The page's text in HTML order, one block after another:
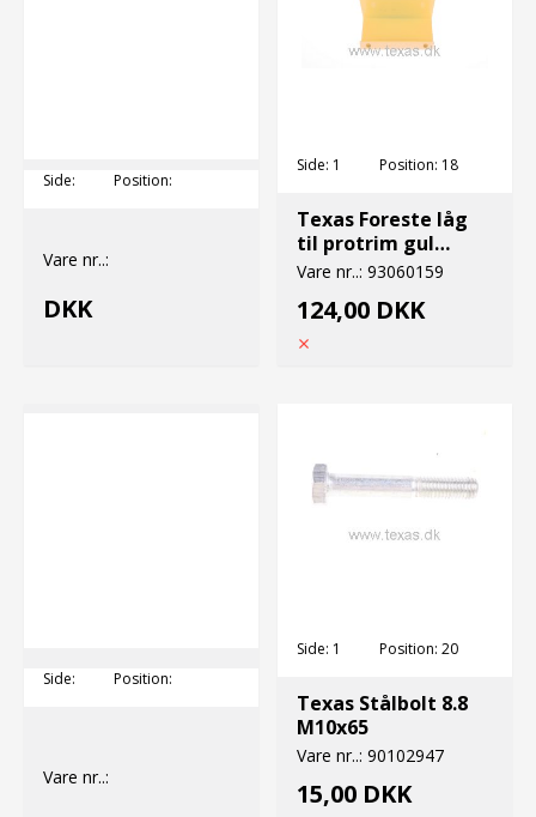
Side: Position:
Vare nr..:
DKK
Side: 1 Position: 18
Texas Foreste låg
til protrim gul
model 2001
Vare nr..: 93060159
124,00 DKK
Side: Position:
Vare nr..:
Side: 1 Position: 20
Texas Stålbolt 8.8
M10x65
Vare nr..: 90102947
15,00 DKK